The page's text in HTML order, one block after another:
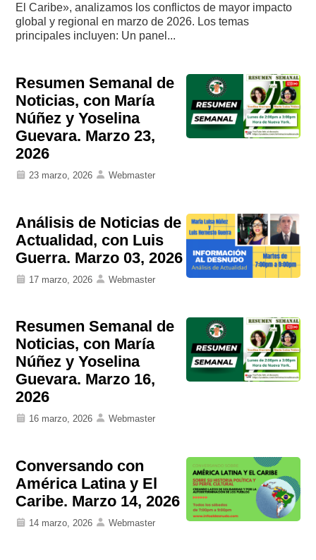
El Caribe», analizamos los conflictos de mayor impacto
global y regional en marzo de 2026. Los temas
principales incluyen: Un panel...
Resumen Semanal de
Noticias, con María
Núñez y Yoselina
Guevara. Marzo 23,
2026
23 marzo, 2026 Webmaster
Análisis de Noticias de
Actualidad, con Luis
Guerra. Marzo 03, 2026
17 marzo, 2026 Webmaster
Resumen Semanal de
Noticias, con María
Núñez y Yoselina
Guevara. Marzo 16,
2026
16 marzo, 2026 Webmaster
Conversando con
América Latina y El
Caribe. Marzo 14, 2026
14 marzo, 2026 Webmaster